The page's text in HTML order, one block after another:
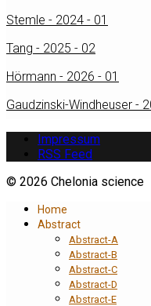
Stemle - 2024 - 01
Tang - 2025 - 02
Hörmann - 2026 - 01
Gaudzinski-Windheuser -
Impressum
RSS Feed
© 2026 Chelonia science
Home
Abstract
Abstract-A
Abstract-B
Abstract-C
Abstract-D
Abstract-E